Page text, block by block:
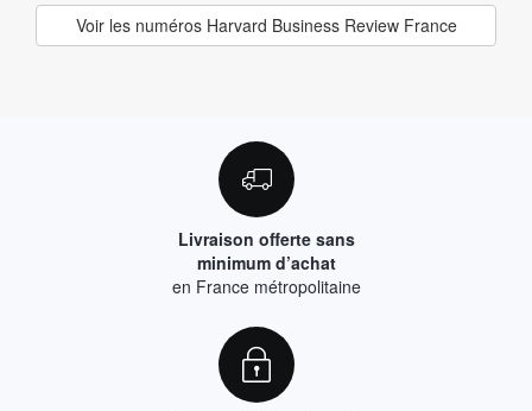
Voir les numéros Harvard Business Review France
Livraison offerte sans
minimum d’achat
en France métropolitaine